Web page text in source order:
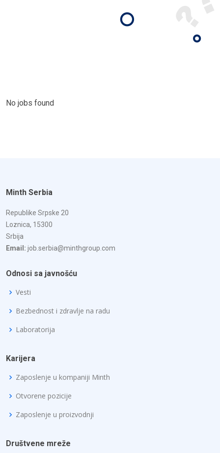
No jobs found
Minth Serbia
Republike Srpske 20
Loznica, 15300
Srbija
Email: job.serbia@minthgroup.com
Odnosi sa javnošću
Vesti
Bezbednost i zdravlje na radu
Laboratorija
Karijera
Zaposlenje u kompaniji Minth
Otvorene pozicije
Zaposlenje u proizvodnji
Društvene mreže